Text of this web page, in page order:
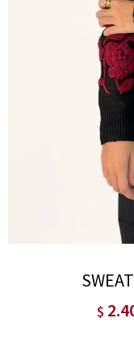
$